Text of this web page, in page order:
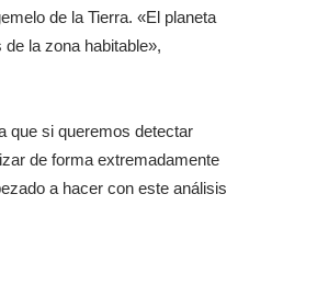
de la Tierra. «El planeta
la zona habitable»,
que si queremos detectar
de forma extremadamente
a hacer con este análisis